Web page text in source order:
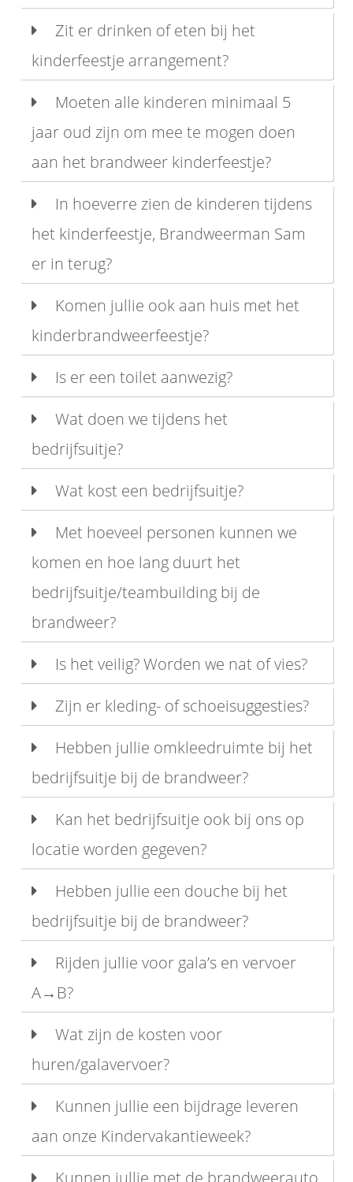
Zit er drinken of eten bij het
kinderfeestje arrangement?
Moeten alle kinderen minimaal 5
jaar oud zijn om mee te mogen doen
aan het brandweer kinderfeestje?
In hoeverre zien de kinderen tijdens
het kinderfeestje, Brandweerman Sam
er in terug?
Komen jullie ook aan huis met het
kinderbrandweerfeestje?
Is er een toilet aanwezig?
Wat doen we tijdens het
bedrijfsuitje?
Wat kost een bedrijfsuitje?
Met hoeveel personen kunnen we
komen en hoe lang duurt het
bedrijfsuitje/teambuilding bij de
brandweer?
Is het veilig? Worden we nat of vies?
Zijn er kleding- of schoeisuggesties?
Hebben jullie omkleedruimte bij het
bedrijfsuitje bij de brandweer?
Kan het bedrijfsuitje ook bij ons op
locatie worden gegeven?
Hebben jullie een douche bij het
bedrijfsuitje bij de brandweer?
Rijden jullie voor gala’s en vervoer
A→B?
Wat zijn de kosten voor
huren/galavervoer?
Kunnen jullie een bijdrage leveren
aan onze Kindervakantieweek?
Kunnen jullie met de brandweerauto